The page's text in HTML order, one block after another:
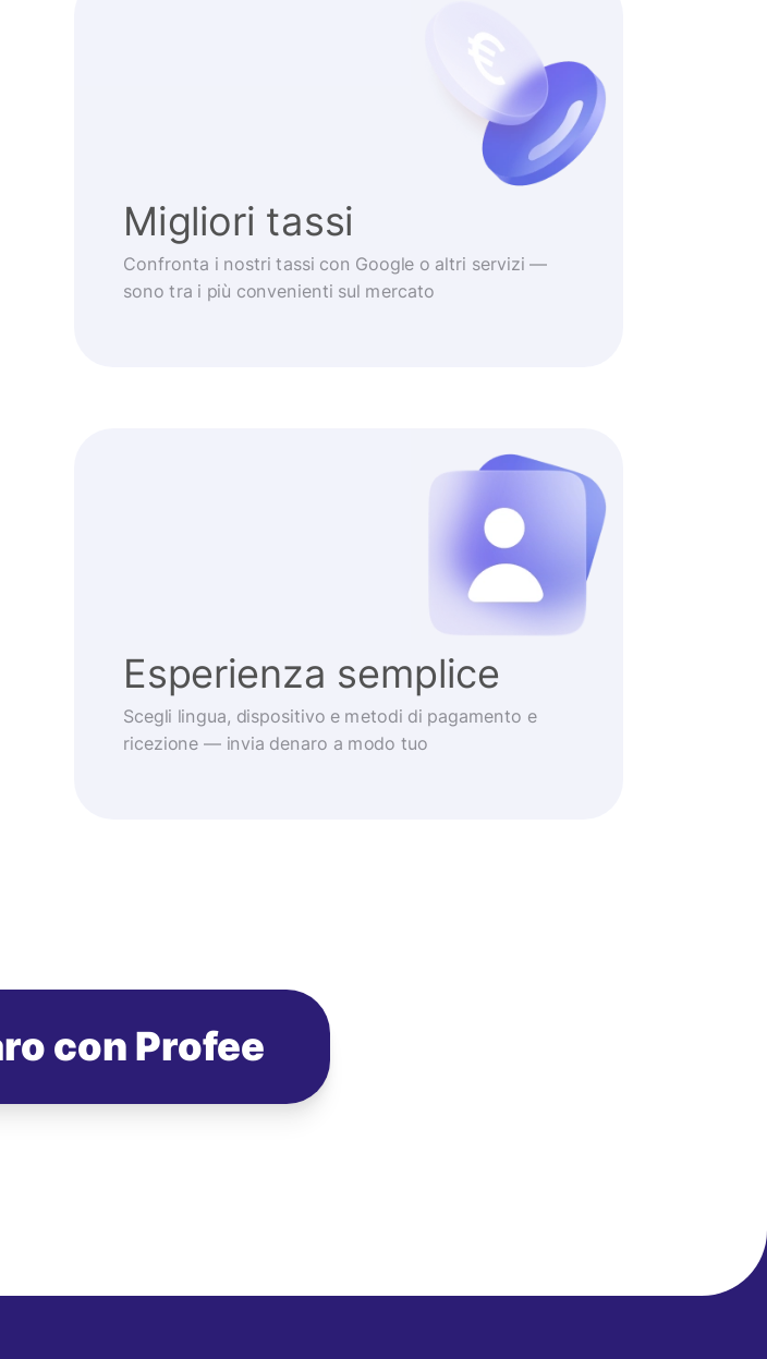
Migliori tassi
Confronta i nostri tassi con Google o altri servizi —
sono tra i più convenienti sul mercato
Esperienza semplice
Scegli lingua, dispositivo e metodi di pagamento e
ricezione — invia denaro a modo tuo
con Profee